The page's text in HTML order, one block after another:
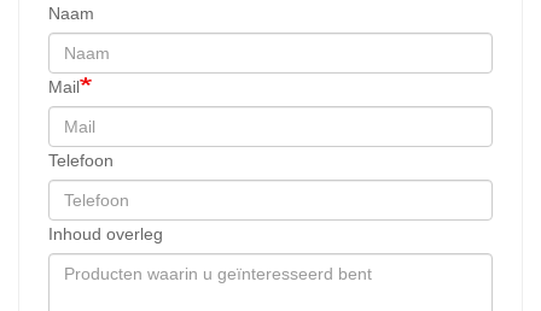
Naam
Mail
Telefoon
Inhoud overleg